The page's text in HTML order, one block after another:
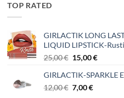
TOP RATED
GIRLACTIK LONG
LIQUID LIPSTICK-
25,00€ Original
was:
25,00 €.
15,00€Η
τιμή
GIRLACTIK-SPARKLE
12,00€ Original
7,00€Η